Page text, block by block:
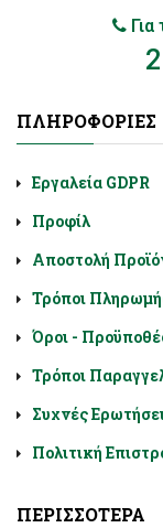
ΠΛΗΡΟΦΟΡΊΕΣ
Εργαλεία GDPR
Προφίλ
Αποστολή
Τρόποι
Όροι -
Τρόποι
Συχνές
Πολιτική
ΠΕΡΙΣΣΌΤΕΡΑ